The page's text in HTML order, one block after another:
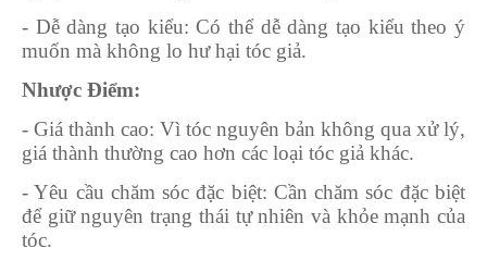
- Dễ dàng tạo kiểu: Có thể dễ dàng tạo kiểu theo ý
muốn mà không lo hư hại tóc giả.
Nhược Điểm:
- Giá thành cao: Vì tóc nguyên bản không qua xử lý,
giá thành thường cao hơn các loại tóc giả khác.
- Yêu cầu chăm sóc đặc biệt: Cần chăm sóc đặc biệt
để giữ nguyên trạng thái tự nhiên và khỏe mạnh của
tóc.